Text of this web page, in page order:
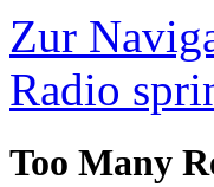
Zur
Radio